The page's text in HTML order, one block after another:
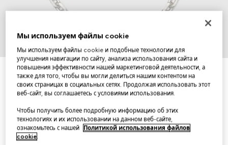
5
Колье-цепочка Gucci Interlocking
Мы используем файлы cookie
Мы используем файлы cookie и подобные технологии для
улучшения навигации по сайту, анализа использования сайта и
повышения эффективности нашей маркетинговой деятельности, а
также для того, чтобы вы могли делиться нашим контентом на
своих страницах в социальных сетях. Продолжая использовать этот
веб-сайт, вы соглашаетесь с условиями использования.
Чтобы получить более подробную информацию об этих
технологиях и их использовании на данном веб-сайте,
ознакомьтесь с нашей
Политикой использования файлов
cookie.